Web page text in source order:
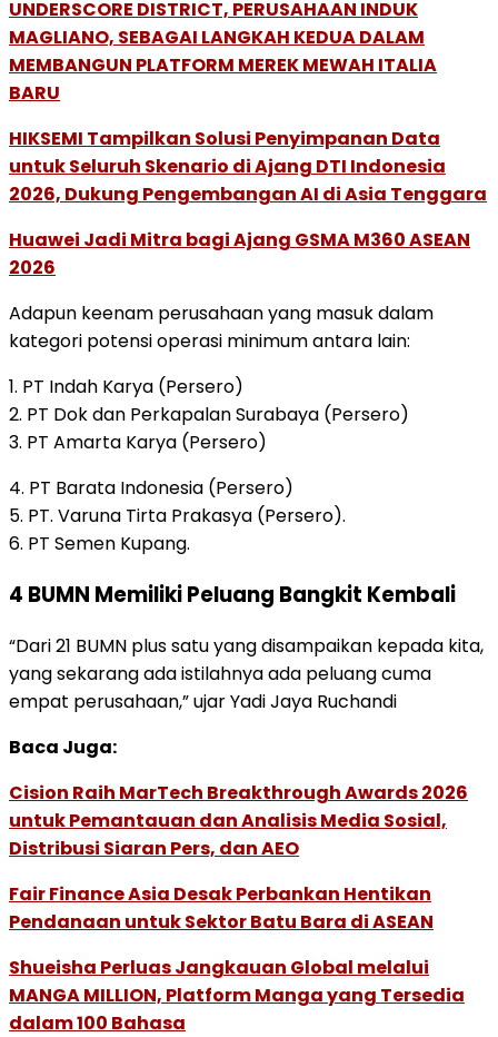
UNDERSCORE DISTRICT, PERUSAHAAN INDUK
MAGLIANO, SEBAGAI LANGKAH KEDUA DALAM
MEMBANGUN PLATFORM MEREK MEWAH ITALIA
BARU
HIKSEMI Tampilkan Solusi Penyimpanan Data
untuk Seluruh Skenario di Ajang DTI Indonesia
2026, Dukung Pengembangan AI di Asia Tenggara
Huawei Jadi Mitra bagi Ajang GSMA M360 ASEAN
2026
Adapun keenam perusahaan yang masuk dalam
kategori potensi operasi minimum antara lain:
1. PT Indah Karya (Persero)
2. PT Dok dan Perkapalan Surabaya (Persero)
3. PT Amarta Karya (Persero)
4. PT Barata Indonesia (Persero)
5. PT. Varuna Tirta Prakasya (Persero).
6. PT Semen Kupang.
4 BUMN Memiliki Peluang Bangkit Kembali
“Dari 21 BUMN plus satu yang disampaikan kepada kita,
yang sekarang ada istilahnya ada peluang cuma
empat perusahaan,” ujar Yadi Jaya Ruchandi
Baca Juga:
Cision Raih MarTech Breakthrough Awards 2026
untuk Pemantauan dan Analisis Media Sosial,
Distribusi Siaran Pers, dan AEO
Fair Finance Asia Desak Perbankan Hentikan
Pendanaan untuk Sektor Batu Bara di ASEAN
Shueisha Perluas Jangkauan Global melalui
MANGA MILLION, Platform Manga yang Tersedia
dalam 100 Bahasa